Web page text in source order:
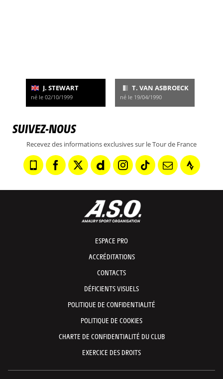
J. STEWART
né le 02/10/1999
T. VAN ASBROECK
né le 19/04/1990
SUIVEZ-NOUS
Recevez des informations exclusives sur le Tour de France
ESPACE PRO
ACCRÉDITATIONS
CONTACTS
DÉFICIENTS VISUELS
POLITIQUE DE CONFIDENTIALITÉ
POLITIQUE DE COOKIES
CHARTE DE CONFIDENTIALITÉ DU CLUB
EXERCICE DES DROITS